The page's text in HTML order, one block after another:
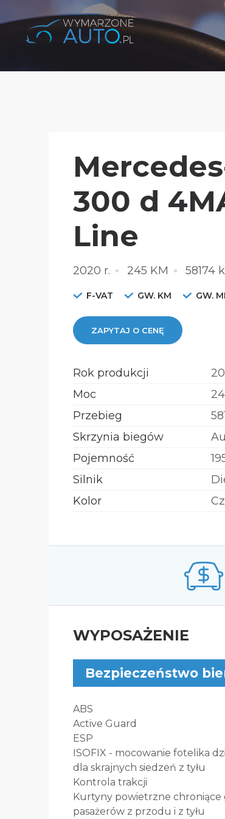
300 d
Line
2020 r. 245 KM 58174
F-VAT GW. KM GW.
ZAPYTAJ O CENĘ
Rok produkcji
Moc
Przebieg
Skrzynia biegów
Pojemność
Silnik
Kolor
WYPOSAŻENIE
Bezpieczeństwo
ABS
Active Guard
ESP
ISOFIX - mocowanie fotelika
dla skrajnych siedzeń z tyłu
Kontrola trakcji
Kurtyny powietrzne chroniące
pasażerów z przodu i z tyłu